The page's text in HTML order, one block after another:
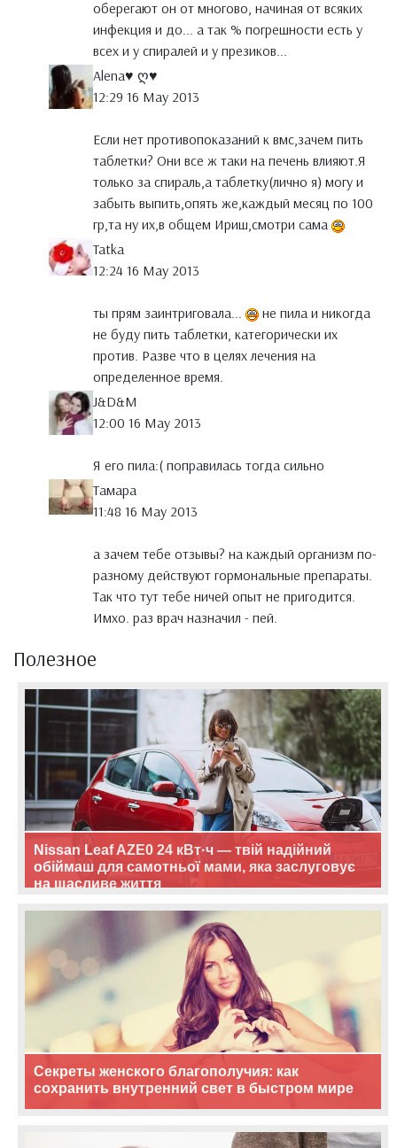
оберегают он от многово, начиная от всяких
инфекция и до... а так % погрешности есть у
всех и у спиралей и у презиков...
Аlena♥ ღ♥
12:29 16 May 2013
Если нет противопоказаний к вмс,зачем пить
таблетки? Они все ж таки на печень влияют.Я
только за спираль,а таблетку(лично я) могу и
забыть выпить,опять же,каждый месяц по 100
гр,та ну их,в общем Ириш,смотри сама
Tatka
12:24 16 May 2013
ты прям заинтриговала...
не пила и никогда
не буду пить таблетки, категорически их
против. Разве что в целях лечения на
определенное время.
J&D&M
12:00 16 May 2013
Я его пила:( поправилась тогда сильно
Тамара
11:48 16 May 2013
а зачем тебе отзывы? на каждый организм по-
разному действуют гормональные препараты.
Так что тут тебе ничей опыт не пригодится.
Имхо. раз врач назначил - пей.
Полезное
Nissan Leaf AZE0 24 кВт·ч — твій надійний
обіймаш для самотньої мами, яка заслуговує
на щасливе життя
Секреты женского благополучия: как
сохранить внутренний свет в быстром мире